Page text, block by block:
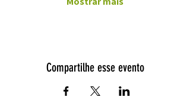
Compartilhe esse evento